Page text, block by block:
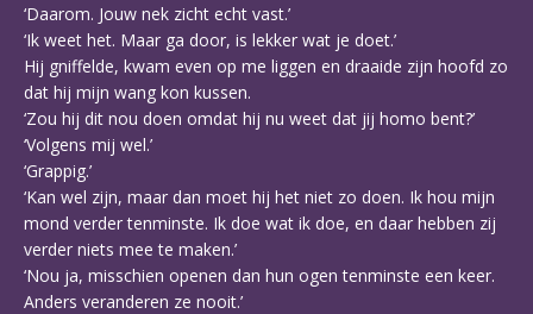
‘Daarom. Jouw nek zicht echt vast.’
‘Ik weet het. Maar ga door, is lekker wat je doet.’
Hij gniffelde, kwam even op me liggen en draaide zijn hoofd zo
dat hij mijn wang kon kussen.
‘Zou hij dit nou doen omdat hij nu weet dat jij homo bent?’
‘Volgens mij wel.’
‘Grappig.’
‘Kan wel zijn, maar dan moet hij het niet zo doen. Ik hou mijn
mond verder tenminste. Ik doe wat ik doe, en daar hebben zij
verder niets mee te maken.’
‘Nou ja, misschien openen dan hun ogen tenminste een keer.
Anders veranderen ze nooit.’